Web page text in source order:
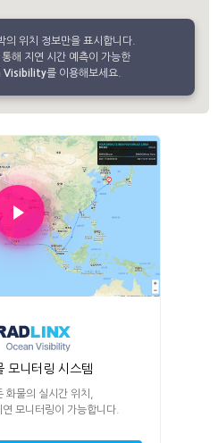
의 위치 정보만을 표시합니다.
해 지연 시간 예측이 가능한
Visibility를 이용해보세요.
모니터링 시스템
화물의 실시간 위치,
모니터링이 가능합니다.